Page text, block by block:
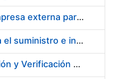
Servicios de una empresa externa para el asesoramiento y resolución de los recursos de alzada que se presentan relacionados con procesos de selección para la FNMT-RCM
Acuerdo marco para el suministro e instalación de persianas, estores y otros complementos
Servicio de Calibración y Verificación Externa de los Equipos de Medición del Servicio de Prevención de la FNMT-RCM